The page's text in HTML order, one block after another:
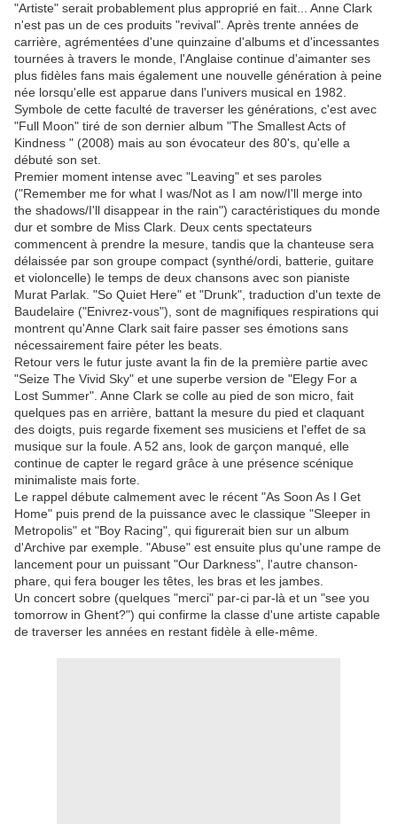
"Artiste" serait probablement plus approprié en fait... Anne Clark
n'est pas un de ces produits "revival". Après trente années de
carrière, agrémentées d'une quinzaine d'albums et d'incessantes
tournées à travers le monde, l'Anglaise continue d'aimanter ses
plus fidèles fans mais également une nouvelle génération à peine
née lorsqu'elle est apparue dans l'univers musical en 1982.
Symbole de cette faculté de traverser les générations, c'est avec
"Full Moon" tiré de son dernier album "The Smallest Acts of
Kindness " (2008) mais au son évocateur des 80's, qu'elle a
débuté son set.
Premier moment intense avec "Leaving" et ses paroles
("Remember me for what I was/Not as I am now/I'll merge into
the shadows/I'll disappear in the rain") caractéristiques du monde
dur et sombre de Miss Clark. Deux cents spectateurs
commencent à prendre la mesure, tandis que la chanteuse sera
délaissée par son groupe compact (synthé/ordi, batterie, guitare
et violoncelle) le temps de deux chansons avec son pianiste
Murat Parlak. "So Quiet Here" et "Drunk", traduction d'un texte de
Baudelaire ("Enivrez-vous"), sont de magnifiques respirations qui
montrent qu'Anne Clark sait faire passer ses émotions sans
nécessairement faire péter les beats.
Retour vers le futur juste avant la fin de la première partie avec
"Seize The Vivid Sky" et une superbe version de "Elegy For a
Lost Summer". Anne Clark se colle au pied de son micro, fait
quelques pas en arrière, battant la mesure du pied et claquant
des doigts, puis regarde fixement ses musiciens et l'effet de sa
musique sur la foule. A 52 ans, look de garçon manqué, elle
continue de capter le regard grâce à une présence scénique
minimaliste mais forte.
Le rappel débute calmement avec le récent "As Soon As I Get
Home" puis prend de la puissance avec le classique "Sleeper in
Metropolis" et "Boy Racing", qui figurerait bien sur un album
d'Archive par exemple. "Abuse" est ensuite plus qu'une rampe de
lancement pour un puissant "Our Darkness", l'autre chanson-
phare, qui fera bouger les têtes, les bras et les jambes.
Un concert sobre (quelques "merci" par-ci par-là et un "see you
tomorrow in Ghent?") qui confirme la classe d'une artiste capable
de traverser les années en restant fidèle à elle-même.